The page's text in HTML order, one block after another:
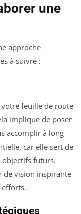
une
approche
à suivre :
votre feuille de route
implique de poser
accomplir à long
car elle sert de
futurs.
de vision inspirante